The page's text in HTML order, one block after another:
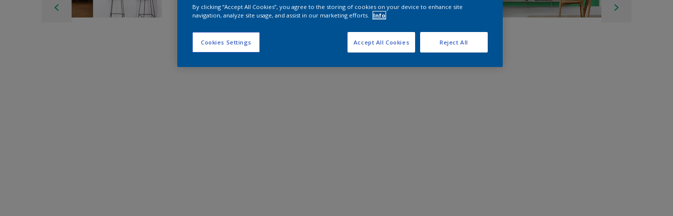
By clicking “Accept All Cookies”, you agree to the storing of cookies on your device to enhance site
navigation, analyze site usage, and assist in our marketing efforts.
Info
Cookies Settings Reject All
Accept All Cookies